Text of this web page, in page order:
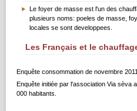
Le foyer de masse est l'un des
plusieurs noms: poeles de masse,
locales se sont developpees.
Les Français et le
Enquête consommation de novembre
Enquête initiée par l'association Via
000 habitants.